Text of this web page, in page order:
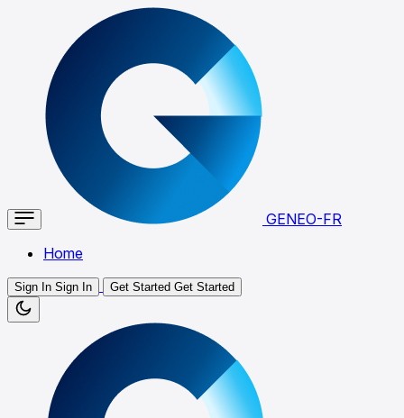
GENEO-FR
Home
Sign In Sign In Get Started Get Started